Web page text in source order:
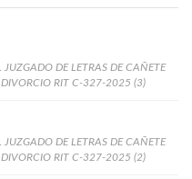
DE LETRAS DE CAÑETE
RIT C-327-2025 (3)
DE LETRAS DE CAÑETE
RIT C-327-2025 (2)